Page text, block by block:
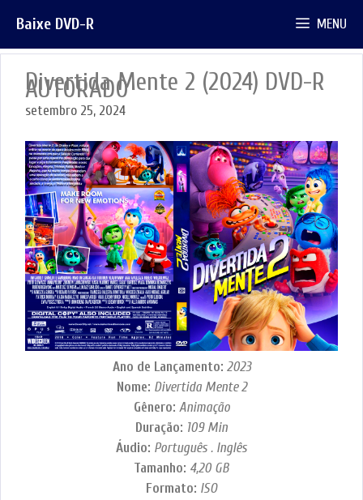
para
o
conteúdo
Baixe DVD-R MENU
Divertida Mente 2 (2024) DVD-R
AUTORADO
setembro 25, 2024
Ano de Lançamento: 2023
Nome: Divertida Mente 2
Gênero: Animação
Duração: 109 Min
Áudio: Português . Inglês
Tamanho: 4,20 GB
Formato: ISO